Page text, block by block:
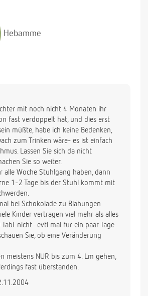
direkt wach werde, sobald die
kurz quengelt. Sie muß also um 5
schreien bevor ich sie stille.
nur alle 7 Tage Stuhlgang und
geplagt. Ist das normal
da ich davon öfter esse.)
mir ein paar Ratschläge geben.
Hebamme
mit noch nicht 4 Monaten ihr
fast verdoppelt hat, und dies erst
müßte, habe ich keine Bedenken,
zum Trinken wäre- es ist einfach
Lassen Sie sich da nicht
Sie so weiter.
alle Woche Stuhlgang haben, dann
1-2 Tage bis der Stuhl kommt mit
bei Schokolade zu Blähungen
Kinder vertragen viel mehr als alles
Tabl. nicht- evtl mal für ein paar Tage
Sie, ob eine Veränderung
meistens NUR bis zum 4. Lm gehen,
fast überstanden.